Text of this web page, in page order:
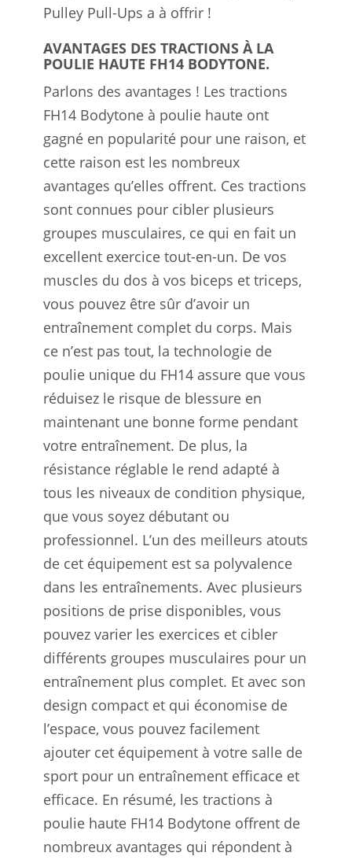
Pulley Pull-Ups a à offrir !
AVANTAGES DES TRACTIONS À LA
POULIE HAUTE FH14 BODYTONE.
Parlons des avantages ! Les tractions
FH14 Bodytone à poulie haute ont
gagné en popularité pour une raison, et
cette raison est les nombreux
avantages qu’elles offrent. Ces tractions
sont connues pour cibler plusieurs
groupes musculaires, ce qui en fait un
excellent exercice tout-en-un. De vos
muscles du dos à vos biceps et triceps,
vous pouvez être sûr d’avoir un
entraînement complet du corps. Mais
ce n’est pas tout, la technologie de
poulie unique du FH14 assure que vous
réduisez le risque de blessure en
maintenant une bonne forme pendant
votre entraînement. De plus, la
résistance réglable le rend adapté à
tous les niveaux de condition physique,
que vous soyez débutant ou
professionnel. L’un des meilleurs atouts
de cet équipement est sa polyvalence
dans les entraînements. Avec plusieurs
positions de prise disponibles, vous
pouvez varier les exercices et cibler
différents groupes musculaires pour un
entraînement plus complet. Et avec son
design compact et qui économise de
l’espace, vous pouvez facilement
ajouter cet équipement à votre salle de
sport pour un entraînement efficace et
efficace. En résumé, les tractions à
poulie haute FH14 Bodytone offrent de
nombreux avantages qui répondent à